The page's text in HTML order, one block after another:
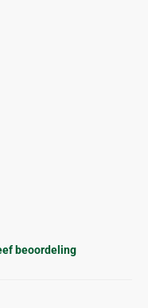
beoordeling